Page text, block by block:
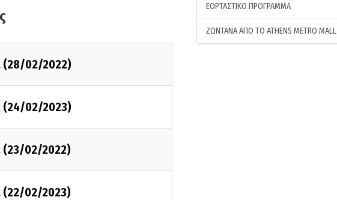
(28/02/2022)
(24/02/2023)
(23/02/2022)
(22/02/2023)
ΕΟΡΤΑΣΤΙΚΟ ΠΡΟΓΡΑΜΜΑ
ΖΩΝΤΑΝΑ ΑΠΟ ΤΟ ATHENS METRO MALL